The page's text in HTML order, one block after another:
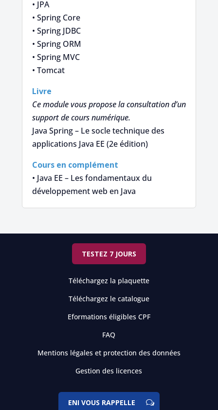
• JPA
• Spring Core
• Spring JDBC
• Spring ORM
• Spring MVC
• Tomcat
Livre
Ce module vous propose la consultation d’un
support de cours numérique.
Java Spring – Le socle technique des
applications Java EE (2e édition)
Cours en complément
• Java EE – Les fondamentaux du
développement web en Java
TESTEZ 7 JOURS
Téléchargez la plaquette
Téléchargez le catalogue
Eformations éligibles CPF
FAQ
Mentions légales et protection des données
Gestion des licences
ENI VOUS RAPPELLE